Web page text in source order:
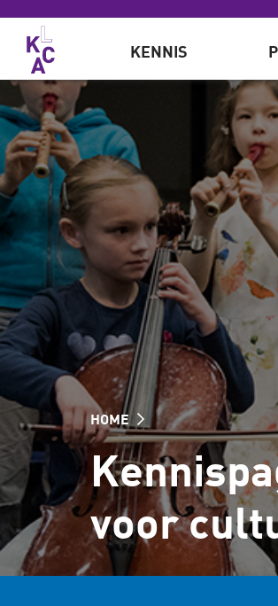
Overslaan en naar de inhoud gaan
KENNIS
HOME
voor